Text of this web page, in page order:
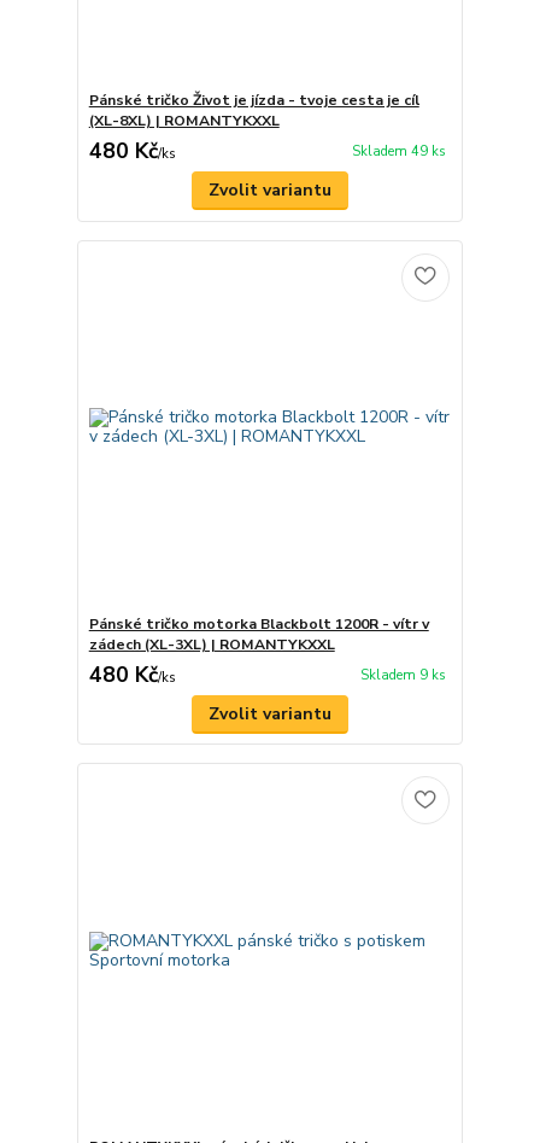
Pánské tričko Život je jízda - tvoje cesta je cíl
(XL-8XL) | ROMANTYKXXL
480 Kč/ks Skladem 49 ks
Zvolit variantu
Pánské tričko motorka Blackbolt 1200R - vítr v
zádech (XL-3XL) | ROMANTYKXXL
480 Kč/ks Skladem 9 ks
Zvolit variantu